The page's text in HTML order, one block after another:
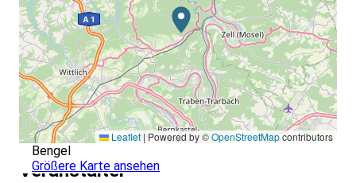
Leaflet | Powered by ©OpenStreetMapcontributors
Bengel
Größere Karte ansehen
Veranstalter